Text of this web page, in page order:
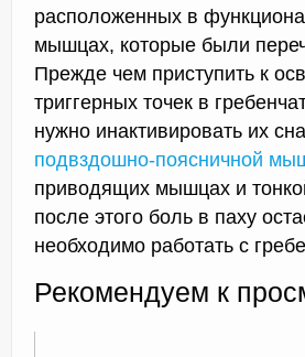
расположенных в
мышцах, которые были
Прежде чем приступить к
триггерных точек в
нужно инактивировать их
подвздошно-поясничной
приводящих мышцах и
после этого боль в паху
необходимо работать с
Рекомендуем к